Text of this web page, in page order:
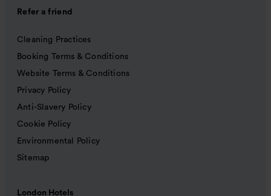
Refer a friend
Cleaning Practices
Booking Terms & Conditions
Website Terms & Conditions
Privacy Policy
Anti-Slavery Policy
Cookie Policy
Environmental Policy
Sitemap
London Hotels